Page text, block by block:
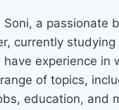
Soni, a passionate
currently studying
have experience in
of topics,
education, and